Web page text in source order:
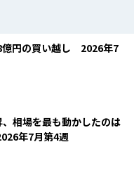
億円の買い越し 2026年7
相場を最も動かしたのは
年7月第4週